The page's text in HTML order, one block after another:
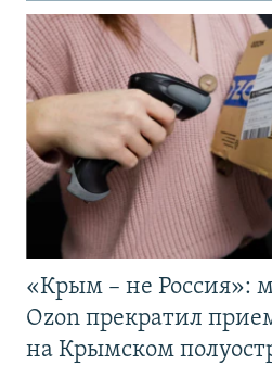
«Крым – не Россия»:
Ozon прекратил
на Крымском